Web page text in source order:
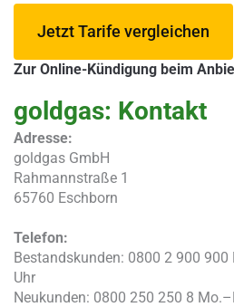
Jetzt Tarife vergleichen
Zur Online-Kündigung beim
goldgas: Kontakt
Adresse:
goldgas GmbH
Rahmannstraße 1
65760 Eschborn
Telefon:
Bestandskunden: 0800 2 900
Uhr
Neukunden: 0800 250 250 8